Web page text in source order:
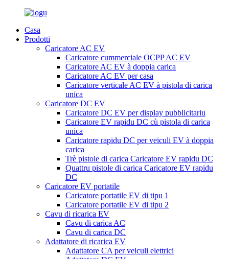
Casa
Prodotti
Caricatore AC EV
Caricatore cummerciale OCPP AC EV
Caricatore AC EV à doppia carica
Caricatore AC EV per casa
Caricatore verticale AC EV à pistola di carica
unica
Caricatore DC EV
Caricatore DC EV per display pubblicitariu
Caricatore EV rapidu DC cù pistola di carica
unica
Caricatore rapidu DC per veiculi EV à doppia
carica
Trè pistole di carica Caricatore EV rapidu DC
Quattru pistole di carica Caricatore EV rapidu
DC
Caricatore EV portatile
Caricatore portatile EV di tipu 1
Caricatore portatile EV di tipu 2
Cavu di ricarica EV
Cavu di carica AC
Cavu di carica DC
Adattatore di ricarica EV
Adattatore CA per veiculi elettrici